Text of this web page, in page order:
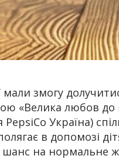
мали змогу
«Велика любов до
Україна)
полягає в допомозі
шанс на нормальне